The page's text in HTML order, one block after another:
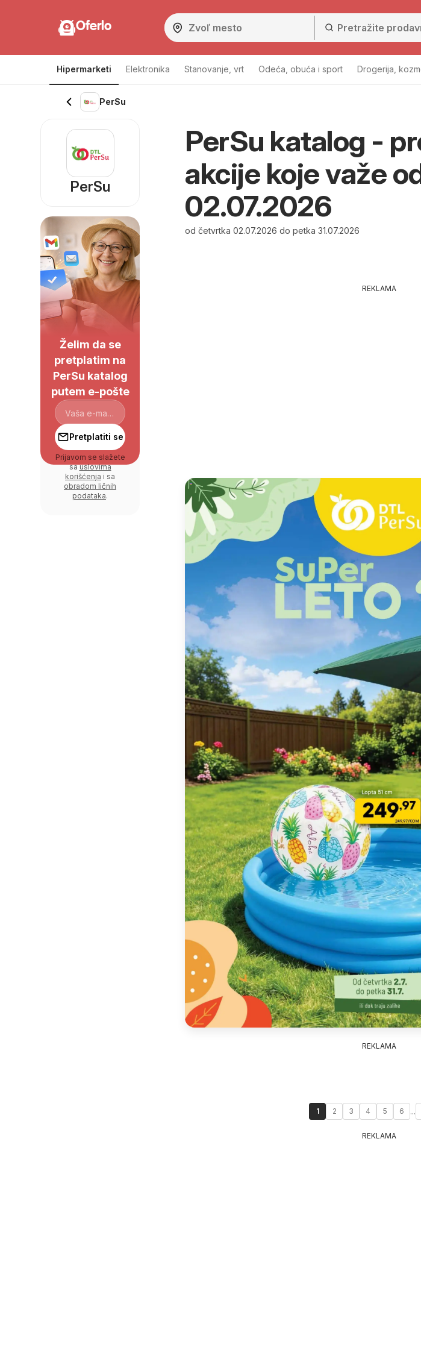
Oferlo
Hipermarketi Elektronika Stanovanje, vrt Odeća, obuća i sport Drogerija,
PerSu
PerSu katalog -
akcije koje važe
02.07.2026
od četvrtka 02.07.2026 do petka 31.07.2026
REKLAMA
REKLAMA
1 2 3 4 5 6 ...
REKLAMA
PerSu
Želim da se
pretplatim na
PerSu katalog
putem e-pošte
Pretplatiti se
Prijavom se slažete
sauslovima
korišćenja i sa
obradom ličnih
podataka.